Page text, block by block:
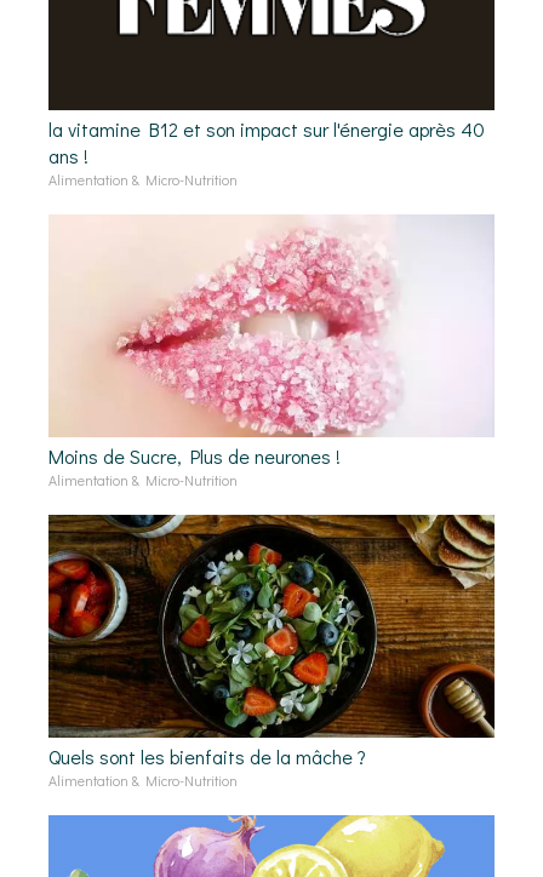
la vitamine B12 et son impact sur l'énergie après 40
ans !
Alimentation & Micro-Nutrition
Moins de Sucre, Plus de neurones !
Alimentation & Micro-Nutrition
Quels sont les bienfaits de la mâche ?
Alimentation & Micro-Nutrition